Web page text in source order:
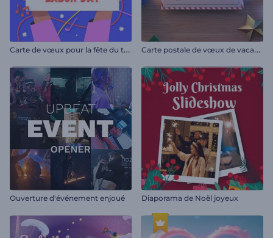
C
arte de vœux pour la fête du travail C
arte postale de vœux de vacances
Ouverture d'événement enjoué Diaporama de Noël joyeux